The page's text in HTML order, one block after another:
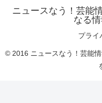
ニュースなう！芸能
なる情
プライ
© 2016 ニュースなう！芸能